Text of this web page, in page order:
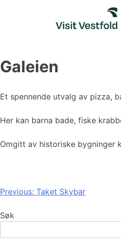
Galeien
Et spennende utvalg av pizza,
Her kan barna bade, fiske
Omgitt av historiske bygninger
Innleggsnavigasjon
Previous: Taket Skybar
Søk